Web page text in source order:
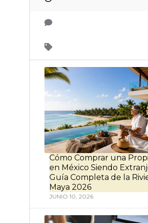
Cómo Comprar una
en México Siendo
Guía Completa de la
Maya 2026
JUNIO 10, 2026